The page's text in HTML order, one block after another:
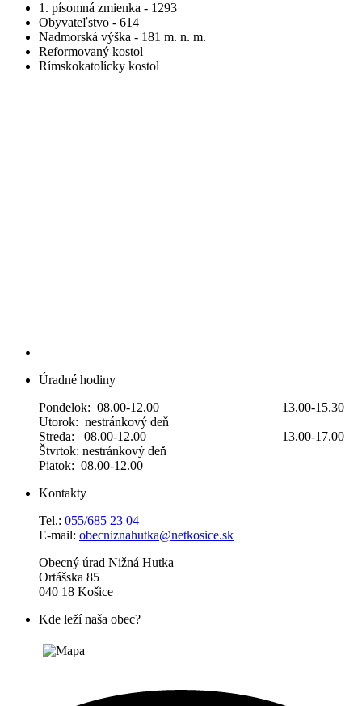
1. písomná zmienka - 1293
Obyvateľstvo - 614
Nadmorská výška - 181 m. n. m.
Reformovaný kostol
Rímskokatolícky kostol
Úradné hodiny
Pondelok: 08.00-12.00 13.00-15.30
Utorok: nestránkový deň
Streda: 08.00-12.00 13.00-17.00
Štvrtok: nestránkový deň
Piatok: 08.00-12.00
Kontakty
Tel.: 055/685 23 04
E-mail: obecniznahutka@netkosice.sk
Obecný úrad Nižná Hutka
Ortášska 85
040 18 Košice
Kde leží naša obec?